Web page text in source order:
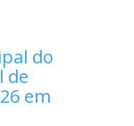
do
de
em